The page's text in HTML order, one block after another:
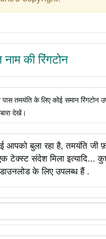
की रिंगटोन
तमयंति के लिए कोई समान रिंगटोन
देखें।
आपको बुला रहा है, तमयंति जी
टेक्स्ट संदेश मिला इत्यादि...
के लिए उपलब्ध हैं .